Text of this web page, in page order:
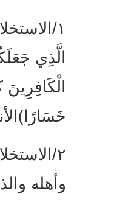
١/
الَّذِي
٢/
وأهله